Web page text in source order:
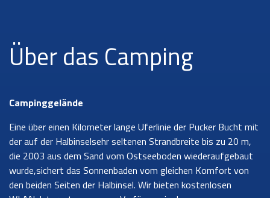
Über das Camping
Campinggelände
Eine über einen Kilometer lange Uferlinie der Pucker Bucht mit
der auf der Halbinselsehr seltenen Strandbreite bis zu 20 m,
die 2003 aus dem Sand vom Ostseeboden wiederaufgebaut
wurde,sichert das Sonnenbaden vom gleichen Komfort von
den beiden Seiten der Halbinsel. Wir bieten kostenlosen